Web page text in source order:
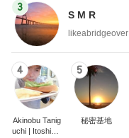
3
S M R
likeabridgeover
4
Akinobu Tanig
uchi | Itoshima
5
秘密基地